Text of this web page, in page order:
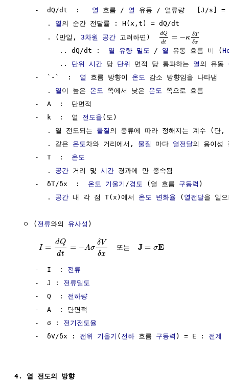
     -  dQ/dt  :
열 흐름 / 열
유동 / 열류량   [J/s]
        .
열 의 순간 전달률 : H(x,t) = dQ/dt
        . (만일,
3차원 공간 고려하면) dQ
dt
= −κ δT
δx
           .. dQ/dt :
열 유량 밀도 / 열 유동 흐름 비 (
           ..
단위 시간 당 단위 면적 당 통과하는 열 의 유동
     -  `-`  :
열 흐름 방향이 온도 감소 방향임을 나타냄
        .
열 이 높은 온도 쪽에서 낮은 온도 쪽으로 흐름
-  A  :  단면적
     -  k  :  열
전도율 (도)
        . 열 전도되는
물질 의 종류에 따라 정해지는 계수 (단,
        . 같은
온도차와 거리에서, 물질 마다 열전달의 용이성
     -  T  :
온도
        .
공간 거리 및 시간 경과에 만 종속됨
     -  δT/δx  :
온도 기울기 /경도 (열 흐름 구동력 )
        .
공간 내 각 점 T(x)에서 온도 변화율 ( 열전달을 일
  ㅇ (
전류와의 유사성 )
I =
dQ
dt
= −Aσ
δV
δx
  또는
J = σE
     -  I  :
전류
     -  J :
전류밀도
     -  Q  :
전하량
-  A  : 단면적
     -  σ :
전기전도율
     -  δV/δx :
전위 기울기 ( 전하 흐름 구동력 ) = E : 전계
4. 열 전도의 방향